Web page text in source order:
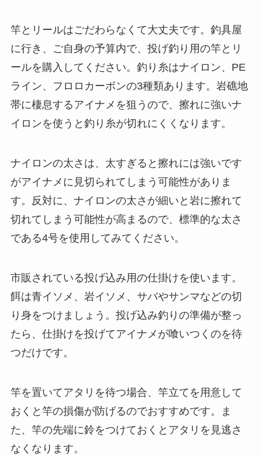
竿とリールはごだわらなくて大丈夫です。釣具屋
に行き、ご自身の予算内で、投げ釣り用の竿とリ
ールを購入してください。釣り糸はナイロン、PE
ライン、フロロカーボンの3種類あります。岩礁地
帯に棲息するアイナメを狙うので、擦れに強いナ
イロンを使うと釣り糸が切れにくくなります。
ナイロンの太さは、太すぎると擦れには強いです
がアイナメに見切られてしまう可能性がありま
す。反対に、ナイロンの太さが細いと岩に擦れて
切れてしまう可能性が高まるので、標準的な太さ
である4号を使用してみてください。
市販されている投げ込み用の仕掛けを使います。
餌は青イソメ、岩イソメ、サバやサンマなどの切
り身をつけましょう。投げ込み釣りの準備が整っ
たら、仕掛けを投げてアイナメが喰いつくのを待
つだけです。
竿を置いてアタリを待つ場合、竿立てを用意して
おくと竿の損傷が防げるのでおすすめです。ま
た、竿の先端に鈴をつけておくとアタリを見逃さ
なくなります。